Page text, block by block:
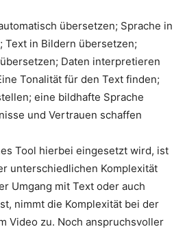
übersetzen; Sprache in
Text in Bildern übersetzen;
Daten interpretieren
Tonalität für den Text finden;
eine bildhafte Sprache
und Vertrauen schaffen
Tool hierbei eingesetzt wird, ist
unterschiedlichen Komplexität
Umgang mit Text oder auch
nimmt die Komplexität bei der
Video zu. Noch anspruchsvoller